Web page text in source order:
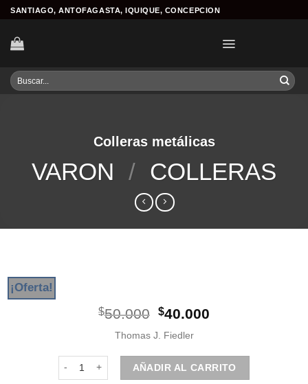
Skip
content
SANTIAGO, ANTOFAGASTA, IQUIQUE, CONCEPCION
Buscar
por:
Colleras metálicas
VARON / COLLERAS
¡Oferta!
$50.000 El
original
era:
$50.000.
$40.000
es:
$40.000.
Thomas J. Fiedler
Colleras metálicas cantidad
AÑADIR AL CARRITO